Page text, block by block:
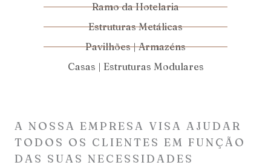
Ramo da Hotelaria
Estruturas Metálicas
Pavilhões | Armazéns
Casas | Estruturas Modulares
A NOSSA EMPRESA VISA AJUDAR
TODOS OS CLIENTES EM FUNÇÃO
DAS SUAS NECESSIDADES